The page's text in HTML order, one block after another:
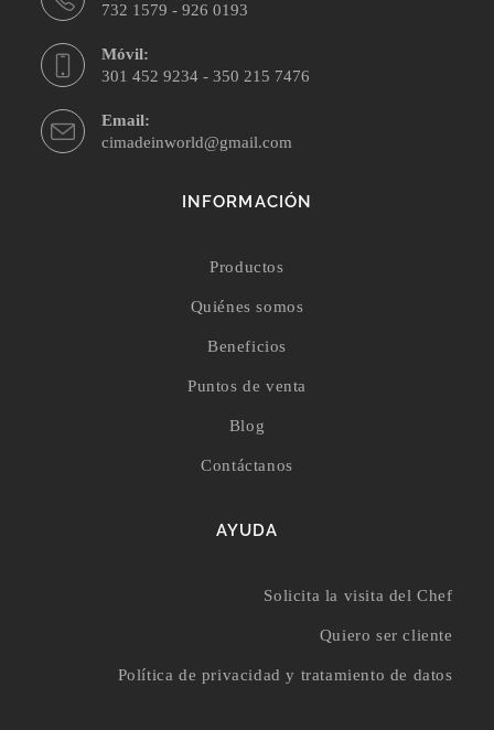
732 1579 - 926 0193
Móvil:
301 452 9234 - 350 215 7476
Email:
cimadeinworld@gmail.com
INFORMACIÓN
Productos
Quiénes somos
Beneficios
Puntos de venta
Blog
Contáctanos
AYUDA
Solicita la visita del Chef
Quiero ser cliente
Política de privacidad y tratamiento de datos